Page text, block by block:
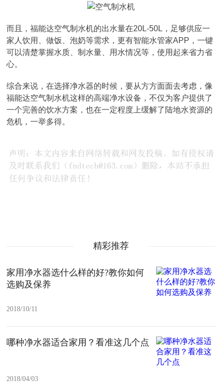
而且，福能达空气制水机的出水量在20L-50L，足够供应一
家人饮用、做饭、泡奶等需求，更有智能水管家APP，一键
可以清楚掌握水质、制水量、用水情况等，使用起来省力省
心。
综合来说，在选择净水器的时候，要从方方面面去考虑，像
福能达空气制水机这样的高端净水设备，不仅为客户提供了
一个完善的饮水方案，也在一定程度上缓解了陆地水资源的
危机，一举多得。
精彩推荐
家用净水器选什么样的好?教你如何
选购及保养
2018/10/11
哪种净水器适合家用？看准这几个点
2018/04/03